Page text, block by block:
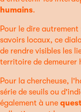
humains.
Pour le dire
savoirs locaux, ce
de rendre visibles les
territoire de demeurer
Pour la chercheuse,
série de seuils ou
également à une